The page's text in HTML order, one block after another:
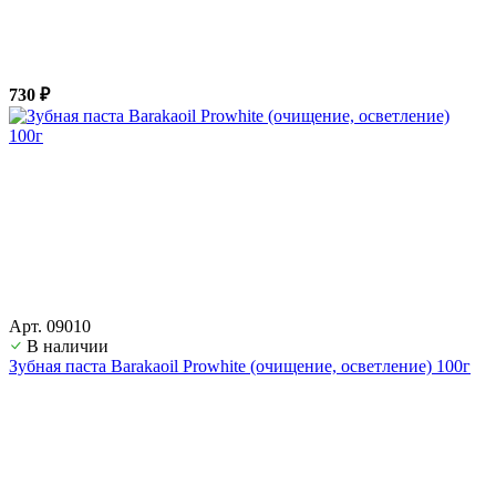
730 ₽
Арт. 09010
В наличии
Зубная паста Barakaoil Prowhite (очищение, осветление) 100г